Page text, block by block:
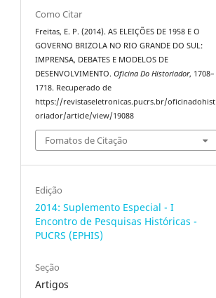
Como Citar
Freitas, E. P. (2014). AS ELEIÇÕES DE 1958 E O
GOVERNO BRIZOLA NO RIO GRANDE DO SUL:
IMPRENSA, DEBATES E MODELOS DE
DESENVOLVIMENTO.Oficina Do Historiador, 1708–
1718. Recuperado de
https://revistaseletronicas.pucrs.br/oficinadohist
oriador/article/view/19088
Fomatos de Citação
Edição
2014: Suplemento Especial - I
Encontro de Pesquisas Históricas -
PUCRS (EPHIS)
Seção
Artigos